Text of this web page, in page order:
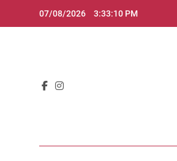
07/08/2026 3:33:12 PM